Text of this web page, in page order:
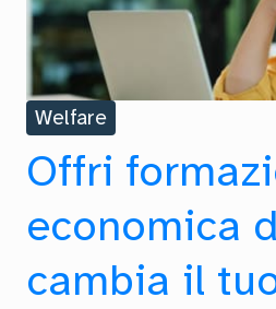
Welfare
Offri
economica
cambia il